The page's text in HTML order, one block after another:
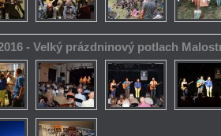
- Velký prázdninový potlach